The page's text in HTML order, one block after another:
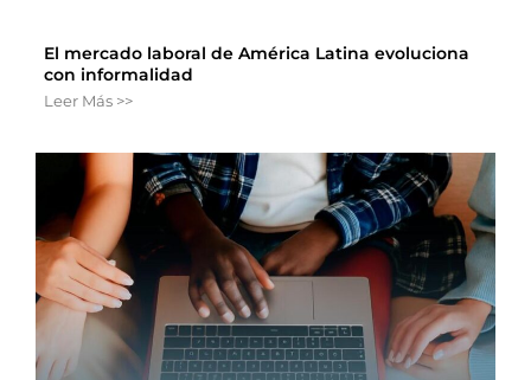
El mercado laboral de América Latina evoluciona
con informalidad
Leer Más >>